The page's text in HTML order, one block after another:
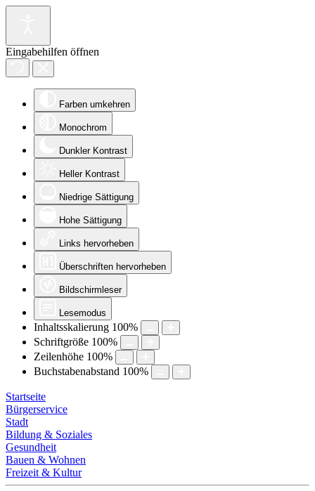
Eingabehilfen öffnen
Farben umkehren
Monochrom
Dunkler Kontrast
Heller Kontrast
Niedrige Sättigung
Hohe Sättigung
Links hervorheben
Überschriften hervorheben
Bildschirmleser
Lesemodus
Inhaltsskalierung 100%
Schriftgröße 100%
Zeilenhöhe 100%
Buchstabenabstand 100%
Startseite
Bürgerservice
Stadt
Bildung & Soziales
Gesundheit
Bauen & Wohnen
Freizeit & Kultur